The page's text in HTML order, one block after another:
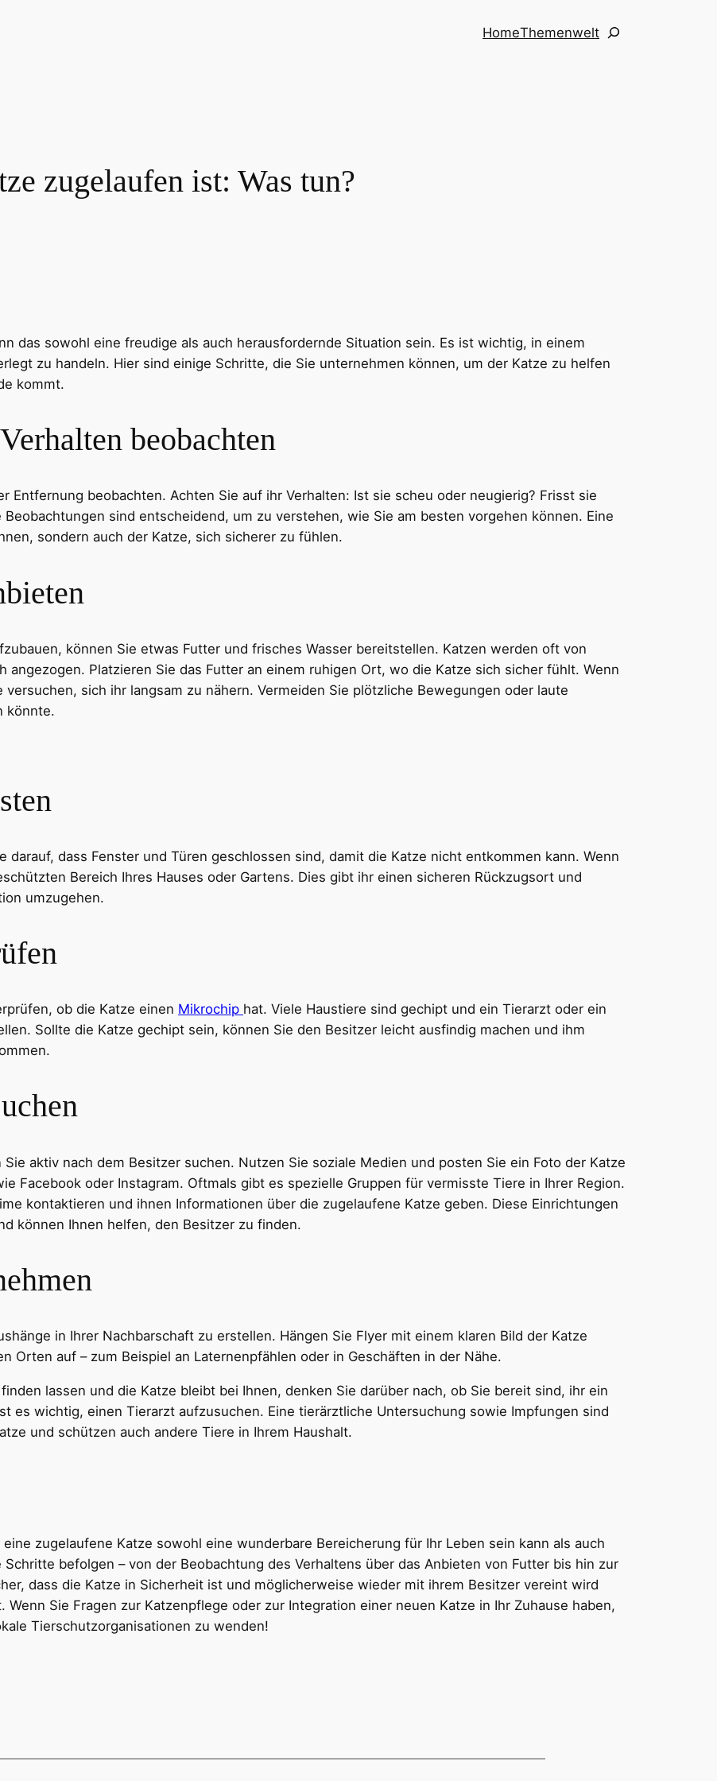
HomeThemenweltSuchen
zugelaufen ist: Was tun?
das sowohl eine freudige als auch herausfordernde Situation sein. Es ist wichtig, in einem
zu handeln. Hier sind einige Schritte, die Sie unternehmen können, um der Katze zu helfen
kommt.
beobachten
Entfernung beobachten. Achten Sie auf ihr Verhalten: Ist sie scheu oder neugierig? Frisst sie
sind entscheidend, um zu verstehen, wie Sie am besten vorgehen können. Eine
sondern auch der Katze, sich sicherer zu fühlen.
können Sie etwas Futter und frisches Wasser bereitstellen. Katzen werden oft von
angezogen. Platzieren Sie das Futter an einem ruhigen Ort, wo die Katze sich sicher fühlt. Wenn
sich ihr langsam zu nähern. Vermeiden Sie plötzliche Bewegungen oder laute
könnte.
darauf, dass Fenster und Türen geschlossen sind, damit die Katze nicht entkommen kann. Wenn
Bereich Ihres Hauses oder Gartens. Dies gibt ihr einen sicheren Rückzugsort und
umzugehen.
ob die Katze einen Mikrochip hat. Viele Haustiere sind gechipt und ein Tierarzt oder ein
Sollte die Katze gechipt sein, können Sie den Besitzer leicht ausfindig machen und ihm
aktiv nach dem Besitzer suchen. Nutzen Sie soziale Medien und posten Sie ein Foto der Katze
Facebook oder Instagram. Oftmals gibt es spezielle Gruppen für vermisste Tiere in Ihrer Region.
kontaktieren und ihnen Informationen über die zugelaufene Katze geben. Diese Einrichtungen
können Ihnen helfen, den Besitzer zu finden.
in Ihrer Nachbarschaft zu erstellen. Hängen Sie Flyer mit einem klaren Bild der Katze
Orten auf – zum Beispiel an Laternenpfählen oder in Geschäften in der Nähe.
lassen und die Katze bleibt bei Ihnen, denken Sie darüber nach, ob Sie bereit sind, ihr ein
es wichtig, einen Tierarzt aufzusuchen. Eine tierärztliche Untersuchung sowie Impfungen sind
und schützen auch andere Tiere in Ihrem Haushalt.
zugelaufene Katze sowohl eine wunderbare Bereicherung für Ihr Leben sein kann als auch
befolgen – von der Beobachtung des Verhaltens über das Anbieten von Futter bis hin zur
dass die Katze in Sicherheit ist und möglicherweise wieder mit ihrem Besitzer vereint wird
Sie Fragen zur Katzenpflege oder zur Integration einer neuen Katze in Ihr Zuhause haben,
Tierschutzorganisationen zu wenden!